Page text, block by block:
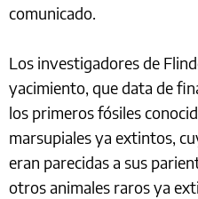
comunicado.
Los investigadores de
yacimiento, que data de
los primeros fósiles
marsupiales ya extintos,
eran parecidas a sus
otros animales raros ya